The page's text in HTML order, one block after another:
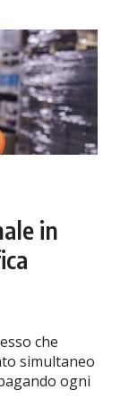
in
che
simultaneo
ogni